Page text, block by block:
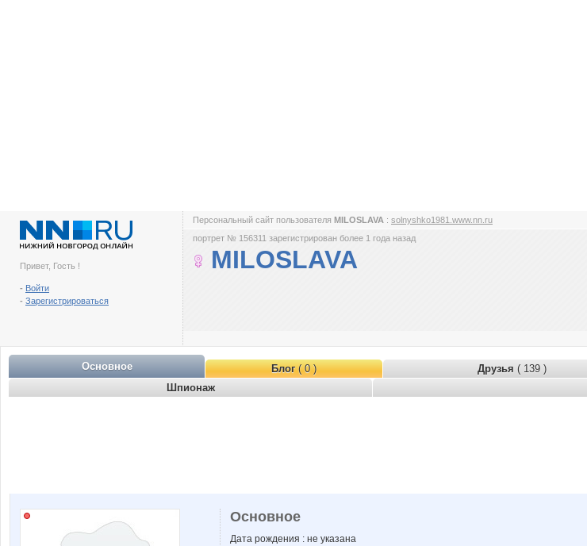
Привет, Гость !
- Войти
- Зарегистрироваться
Персональный сайт пользователя MILOSLAVA : solnyshko1981.www.nn.ru
портрет № 156311 зарегистрирован более 1 года назад
MILOSLAVA
Основное Блог( 0 ) Друзья ( 139 )
Шпионаж
Основное
Дата рождения : не указана